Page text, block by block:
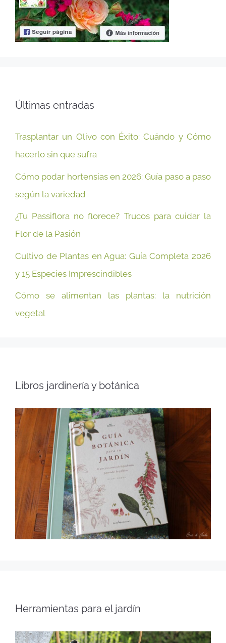
Últimas entradas
Trasplantar un Olivo con Éxito: Cuándo y Cómo
hacerlo sin que sufra
Cómo podar hortensias en 2026: Guía paso a paso
según la variedad
¿Tu Passiflora no florece? Trucos para cuidar la
Flor de la Pasión
Cultivo de Plantas en Agua: Guía Completa 2026
y 15 Especies Imprescindibles
Cómo se alimentan las plantas: la nutrición
vegetal
Libros jardinería y botánica
Herramientas para el jardín